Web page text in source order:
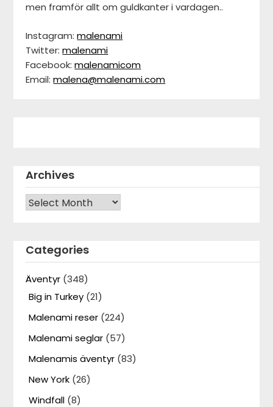
men framför allt om guldkanter i vardagen..
Instagram:malenami
Twitter:malenami
Facebook:malenamicom
Email:malena@malenami.com
Archives
Archives
Categories
Äventyr (348)
Big in Turkey (21)
Malenami reser (224)
Malenami seglar (57)
Malenamis äventyr (83)
New York (26)
Windfall (8)